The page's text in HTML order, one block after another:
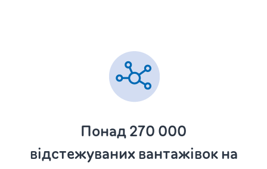
Понад 270 000
відстежуваних вантажівок на